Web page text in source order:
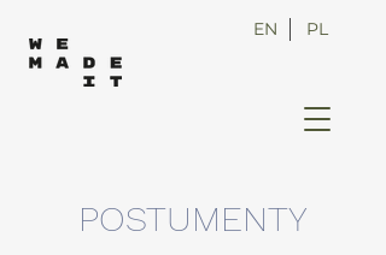
EN PL
POSTUMENTY